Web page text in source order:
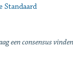
Standaard
een consensus